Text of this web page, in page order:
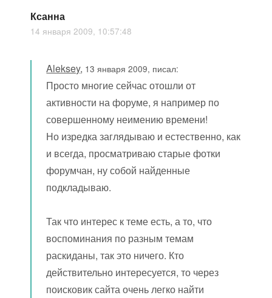
Ксанна
14 января 2009, 10:57:48
Aleksey, 13 января 2009, писал:
Просто многие сейчас отошли от
активности на форуме, я например по
совершенному неимению времени!
Но изредка заглядываю и естественно, как
и всегда, просматриваю старые фотки
форумчан, ну собой найденные
подкладываю.
Так что интерес к теме есть, а то, что
воспоминания по разным темам
раскиданы, так это ничего. Кто
действительно интересуется, то через
поисковик сайта очень легко найти